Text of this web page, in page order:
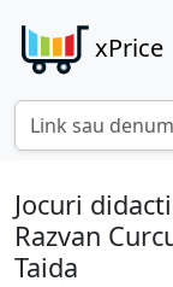
xPrice
Jocuri
Razvan
Taida